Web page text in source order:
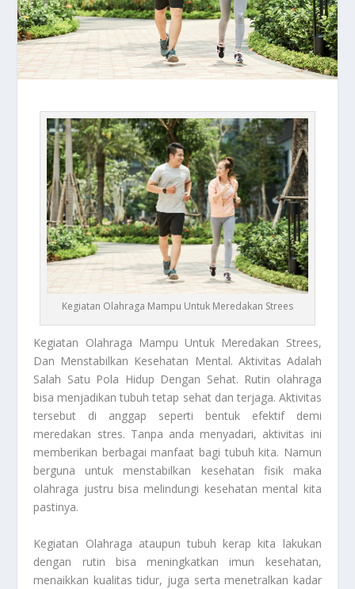
Kegiatan Olahraga Mampu Untuk Meredakan Strees
Kegiatan Olahraga Mampu Untuk Meredakan Strees,
Dan Menstabilkan Kesehatan Mental. Aktivitas Adalah
Salah Satu Pola Hidup Dengan Sehat. Rutin olahraga
bisa menjadikan tubuh tetap sehat dan terjaga. Aktivitas
tersebut di anggap seperti bentuk efektif demi
meredakan stres. Tanpa anda menyadari, aktivitas ini
memberikan berbagai manfaat bagi tubuh kita. Namun
berguna untuk menstabilkan kesehatan fisik maka
olahraga justru bisa melindungi kesehatan mental kita
pastinya.
Kegiatan Olahraga ataupun tubuh kerap kita lakukan
dengan rutin bisa meningkatkan imun kesehatan,
menaikkan kualitas tidur, juga serta menetralkan kadar